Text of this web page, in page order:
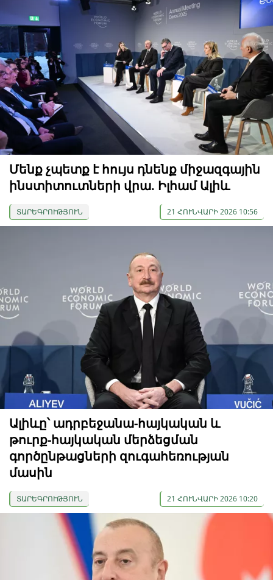
Մենք չպետք է հույս դնենք միջազգային
ինստիտուտների վրա. Իլհամ Ալիև
ՏԱՐԵԳՐՈՒԹՅՈՒՆ 21 ՀՈՒՆՎԱՐԻ 2026 10:56
Ալիևը՝ ադրբեջանա-հայկական և
թուրք-հայկական մերձեցման
գործընթացների զուգահեռության
մասին
ՏԱՐԵԳՐՈՒԹՅՈՒՆ 21 ՀՈՒՆՎԱՐԻ 2026 10:20